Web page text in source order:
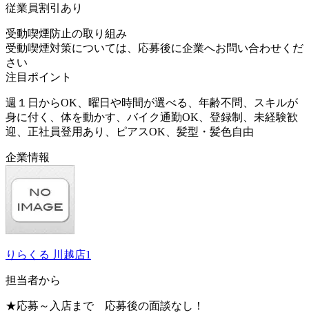
従業員割引あり
受動喫煙防止の取り組み
受動喫煙対策については、応募後に企業へお問い合わせくだ
さい
注目ポイント
週１日からOK、曜日や時間が選べる、年齢不問、スキルが
身に付く、体を動かす、バイク通勤OK、登録制、未経験歓
迎、正社員登用あり、ピアスOK、髪型・髪色自由
企業情報
りらくる 川越店1
担当者から
★応募～入店まで 応募後の面談なし！